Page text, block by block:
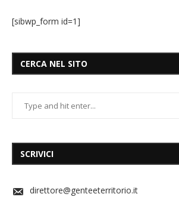
[sibwp_form id=1]
CERCA NEL SITO
SCRIVICI
direttore@genteeterritorio.it